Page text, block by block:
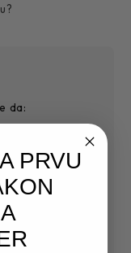
da:
PRVU